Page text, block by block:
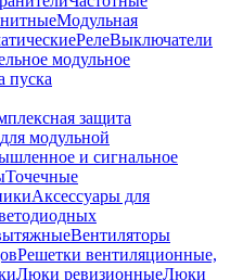
Модульная
РелеВыключатели
модульное
пуска
защита
модульной
и сигнальное
Точечные
Аксессуары для
Вентиляторы
Решетки вентиляционные,
Люки ревизионныеЛюки